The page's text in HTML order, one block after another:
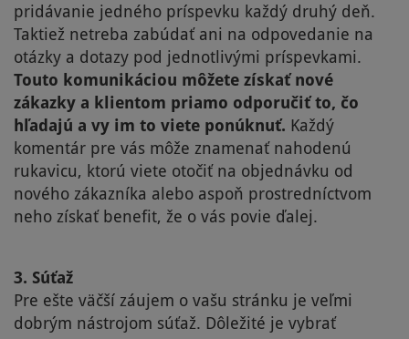
pridávanie jedného príspevku každý druhý deň.
Taktiež netreba zabúdať ani na odpovedanie na
otázky a dotazy pod jednotlivými príspevkami.
Touto komunikáciou môžete získať nové
zákazky a klientom priamo odporučiť to, čo
hľadajú a vy im to viete ponúknuť. Každý
komentár pre vás môže znamenať nahodenú
rukavicu, ktorú viete otočiť na objednávku od
nového zákazníka alebo aspoň prostredníctvom
neho získať benefit, že o vás povie ďalej.
3. Súťaž
Pre ešte väčší záujem o vašu stránku je veľmi
dobrým nástrojom súťaž. Dôležité je vybrať